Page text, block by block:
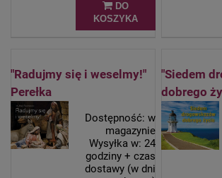
DO
KOSZYKA
"Radujmy się i weselmy!"
Perełka
Dostępność: w
magazynie
Wysyłka w: 24
godziny + czas
dostawy (w dni
"Siedem
dobrego